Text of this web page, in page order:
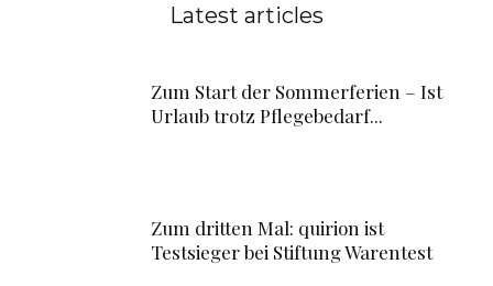
Latest articles
Zum Start der Sommerferien – Ist
Urlaub trotz Pflegebedarf...
Zum dritten Mal: quirion ist
Testsieger bei Stiftung Warentest